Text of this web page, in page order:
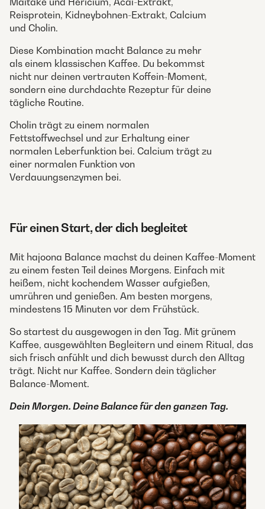
Reisprotein, Kidneybohnen-Extrakt, Calcium
und Cholin.
Diese Kombination macht Balance zu mehr
als einem klassischen Kaffee. Du bekommst
nicht nur deinen vertrauten Koffein-Moment,
sondern eine durchdachte Rezeptur für deine
tägliche Routine.
Cholin trägt zu einem normalen
Fettstoffwechsel und zur Erhaltung einer
normalen Leberfunktion bei. Calcium trägt zu
einer normalen Funktion von
Verdauungsenzymen bei.
Für einen Start, der dich begleitet
Mit hajoona Balance machst du deinen Kaffee-Moment
zu einem festen Teil deines Morgens. Einfach mit
heißem, nicht kochendem Wasser aufgießen,
umrühren und genießen. Am besten morgens,
mindestens 15 Minuten vor dem Frühstück.
So startest du ausgewogen in den Tag. Mit grünem
Kaffee, ausgewählten Begleitern und einem Ritual, das
sich frisch anfühlt und dich bewusst durch den Alltag
trägt. Nicht nur Kaffee. Sondern dein täglicher
Balance-Moment.
Dein Morgen. Deine Balance für den ganzen Tag.